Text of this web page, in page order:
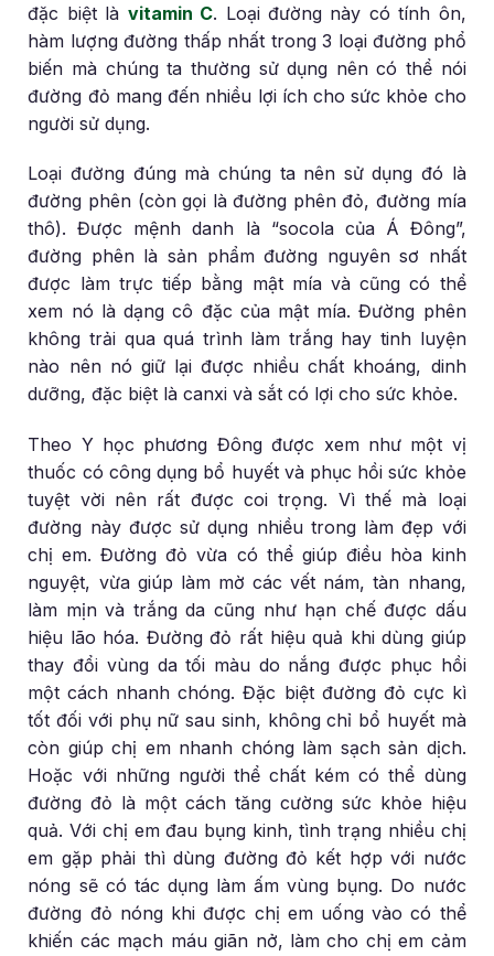
đặc biệt là vitamin C. Loại đường này có tính ôn,
hàm lượng đường thấp nhất trong 3 loại đường phổ
biến mà chúng ta thường sử dụng nên có thể nói
đường đỏ mang đến nhiều lợi ích cho sức khỏe cho
người sử dụng.
Loại đường đúng mà chúng ta nên sử dụng đó là
đường phên (còn gọi là đường phên đỏ, đường mía
thô). Được mệnh danh là “socola của Á Đông”,
đường phên là sản phẩm đường nguyên sơ nhất
được làm trực tiếp bằng mật mía và cũng có thể
xem nó là dạng cô đặc của mật mía. Đường phên
không trải qua quá trình làm trắng hay tinh luyện
nào nên nó giữ lại được nhiều chất khoáng, dinh
dưỡng, đặc biệt là canxi và sắt có lợi cho sức khỏe.
Theo Y học phương Đông được xem như một vị
thuốc có công dụng bổ huyết và phục hồi sức khỏe
tuyệt vời nên rất được coi trọng. Vì thế mà loại
đường này được sử dụng nhiều trong làm đẹp với
chị em. Đường đỏ vừa có thể giúp điều hòa kinh
nguyệt, vừa giúp làm mờ các vết nám, tàn nhang,
làm mịn và trắng da cũng như hạn chế được dấu
hiệu lão hóa. Đường đỏ rất hiệu quả khi dùng giúp
thay đổi vùng da tối màu do nắng được phục hồi
một cách nhanh chóng. Đặc biệt đường đỏ cực kì
tốt đối với phụ nữ sau sinh, không chỉ bổ huyết mà
còn giúp chị em nhanh chóng làm sạch sản dịch.
Hoặc với những người thể chất kém có thể dùng
đường đỏ là một cách tăng cường sức khỏe hiệu
quả. Với chị em đau bụng kinh, tình trạng nhiều chị
em gặp phải thì dùng đường đỏ kết hợp với nước
nóng sẽ có tác dụng làm ấm vùng bụng. Do nước
đường đỏ nóng khi được chị em uống vào có thể
khiến các mạch máu giãn nở, làm cho chị em cảm